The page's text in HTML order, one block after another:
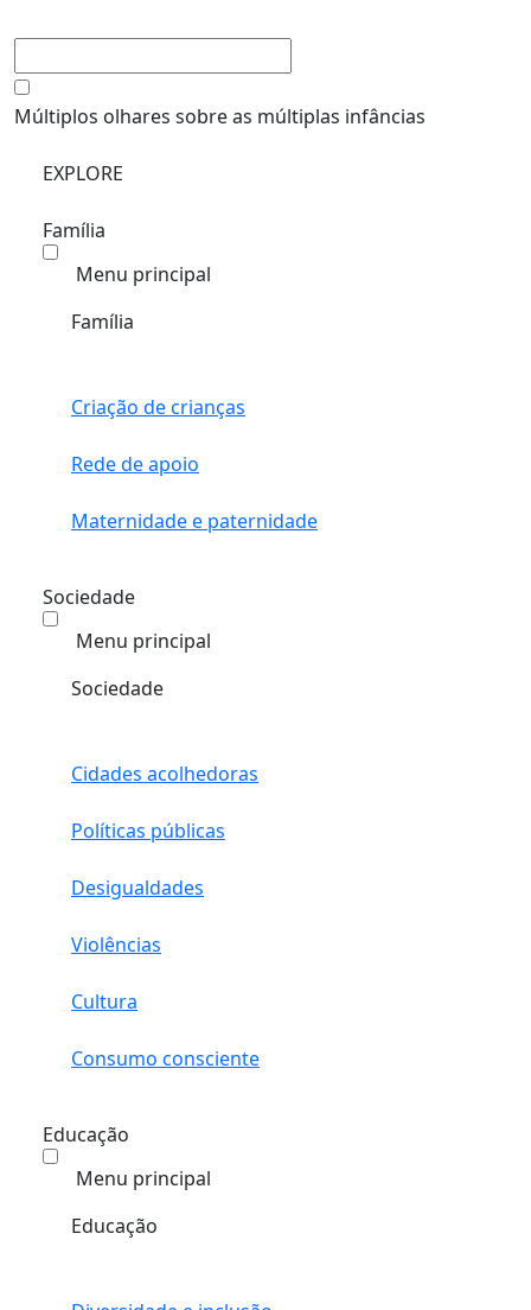
Múltiplos olhares sobre as múltiplas infâncias
EXPLORE
Família
Menu principal
Família
Criação de crianças
Rede de apoio
Maternidade e paternidade
Sociedade
Menu principal
Sociedade
Cidades acolhedoras
Políticas públicas
Desigualdades
Violências
Cultura
Consumo consciente
Educação
Menu principal
Educação